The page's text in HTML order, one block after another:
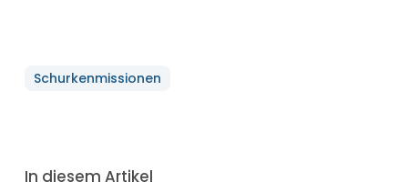
Schurkenmissionen
In diesem Artikel